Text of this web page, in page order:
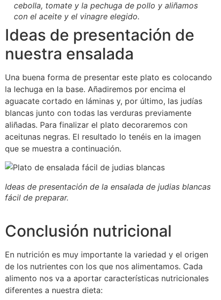
cebolla, tomate y la pechuga de pollo y aliñamos
con el aceite y el vinagre elegido.
Ideas de presentación de
nuestra ensalada
Una buena forma de presentar este plato es colocando
la lechuga en la base. Añadiremos por encima el
aguacate cortado en láminas y, por último, las judías
blancas junto con todas las verduras previamente
aliñadas. Para finalizar el plato decoraremos con
aceitunas negras. El resultado lo tenéis en la imagen
que se muestra a continuación.
Ideas de presentación de la ensalada de judias blancas
fácil de preparar.
Conclusión nutricional
En nutrición es muy importante la variedad y el origen
de los nutrientes con los que nos alimentamos. Cada
alimento nos va a aportar características nutricionales
diferentes a nuestra dieta: